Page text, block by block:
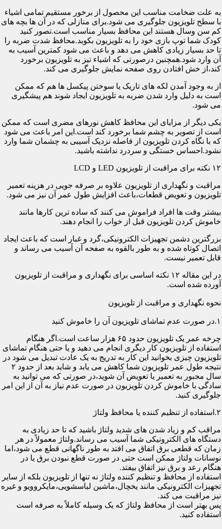
به علت ضخامت مناسب این محصول از برخور مستقیم تمامی اشیاء
با سطح تلویزیون جلوگیری می شود.برای منازلی که در آن ها بچه های
کم سن وسال هستند این محافظ بسیار مناسب است.تصور کنید
کودک شما توپ بازی خود را به تلویزیون بکوبد.محافظ شدت ضربه را
تا حد بسیار زیادی کاهش می دهد و باعث می شود کمترین آسیب به
آن وارد شود.همچنین درصورتی که اشیاء تیز به تلویزیون برخورد
کند،از خش افتادن روی صفحه نمایش جلوگیری می کند.
از به وجود آمدن لکه های تاریک یا سوختن پیکسل ها هم که ممکن
است به دلیل وارد شدن ضربه به تلویزیون ایجاد شوند هم پیشگیری
می شود.
یکی دیگر از مزایای این محافظ کاهش نورهای مضری است که ممکن
است از تصویر به چشم شما برخورد کند است.این امر باعث می شود
که با نگاه کردن تلویزیون از فاصله نزدیک آسیبی به چشمان شما وارد
نشود.احساس خستگی و سردرد نداشته باشید.
۱۲ نکته برای مراقبت از تلویزیون LED و LCD
مراقبت و نگهداری از تلویزیون علاوه بر صرفه جویی در هزینه تعمیر
تلویزیون و تعویض قطعات،باعث افزایش طول عمر آن نیز می شود.
بیشتر وقت ها افراد فراموش می کنند که ساده ترین کارها مانند
خاموش کردن تلویزیون قبل از خواب را انجام دهند.
بزرگترین دشمن تجهیزات الکترونیکی،گرد و غبار است که باعث ایجاد
اتصال کوتاه شده و به طور بالقوه به صفحه آن آسیب می رساند و
قابل تعمیر نیست.
در این مقاله ۱۲ نکته اساسی برای نگهداری و مراقبت از تلویزیون
آورده شده است.
نحوه نگهداری و مراقبت از تلویزیون
۱.در صورت عدم تماشای تلویزیون آن را خاموش کنید
چرخه عمر یک تلویزیون حدود ۶۵ هزار ساعت است.اگر هنگام
استفاده از تلویزیون کار دیگری انجام می دهید و یا حتی هنگام تماشای
تلویزیون چیزی بخوانید این کار به تدریج به یک عادت تبدیل می شود در
نتیجه طول عمر تلویزیون شما کاهش می یابد و شاید بعد از حدود ۲
سال مجبور به تعمیر یا تعویض آن شوید،در صورتی که می توانید به
سادگی با خاموش کردن تلویزیون در صورت عدم نیاز به آن از این امر
جلوگیری کنید.
۲.استفاده از تنظیم کننده یا محافظ ولتاژ
مراقب کم و زیاد شدن های شدید ولتاژ باشید که تا حد زیادی به
دستگاه های الکترونیکی شما آسیب می رساند.ولتاژ معمولاً در هر
زمان که قطعی برق اتفاق می افتد به طور ناگهانی قطع می شود،اما
نوسانات ولتاژ ممکن است حتی در صورت قطع نبودن برق یا در
هنگام رعد و برق نیز اتفاق بیفتد.
استفاده از محافظ و تنظیم کننده ولتاژ نه تنها از تلویزیون بلکه از سایر
تجهیزات الکترونیکی مانند یخچال،ماشین لباسشویی،مایکروویو و غیره
نیز مراقبت می کند.
پس بهتر است از محافظ ولتاژ که یک وسیله کاملاً به صرفه است
استفاده کنید.